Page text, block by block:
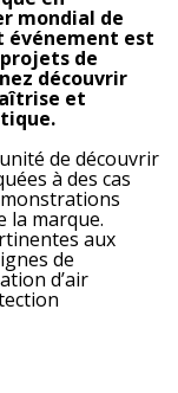
mondial de
événement est
de
découvrir
et
de découvrir
à des cas
la marque.
aux
de
d’air